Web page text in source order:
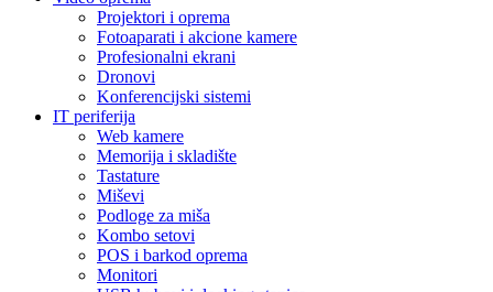
Projektori i oprema
Fotoaparati i akcione kamere
Profesionalni ekrani
Dronovi
Konferencijski sistemi
IT periferija
Web kamere
Memorija i skladište
Tastature
Miševi
Podloge za miša
Kombo setovi
POS i barkod oprema
Monitori